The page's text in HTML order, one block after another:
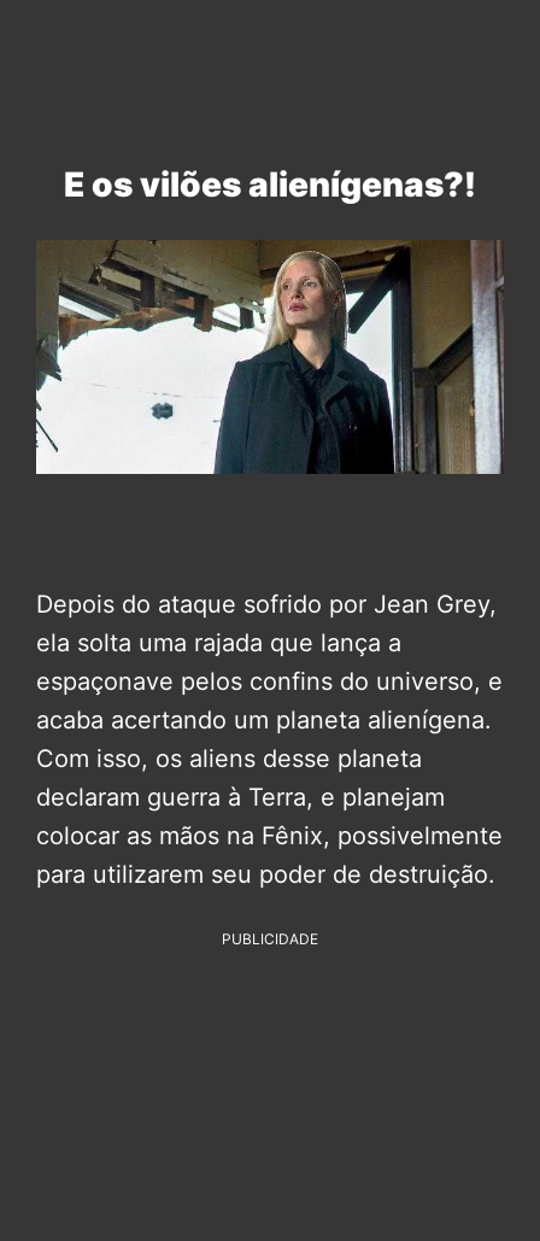
E os vilões alienígenas?!
Depois do ataque sofrido por Jean Grey,
ela solta uma rajada que lança a
espaçonave pelos confins do universo, e
acaba acertando um planeta alienígena.
Com isso, os aliens desse planeta
declaram guerra à Terra, e planejam
colocar as mãos na Fênix, possivelmente
para utilizarem seu poder de destruição.
PUBLICIDADE